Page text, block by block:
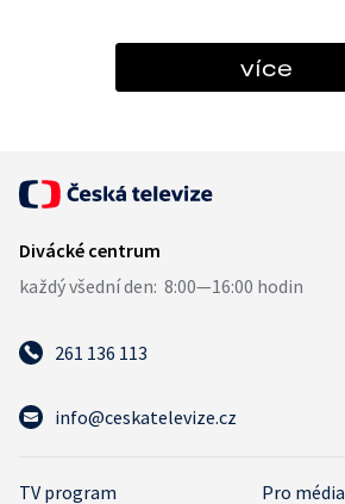
více
261 136 113
info@ceskatelevize.cz
TV program Pro média